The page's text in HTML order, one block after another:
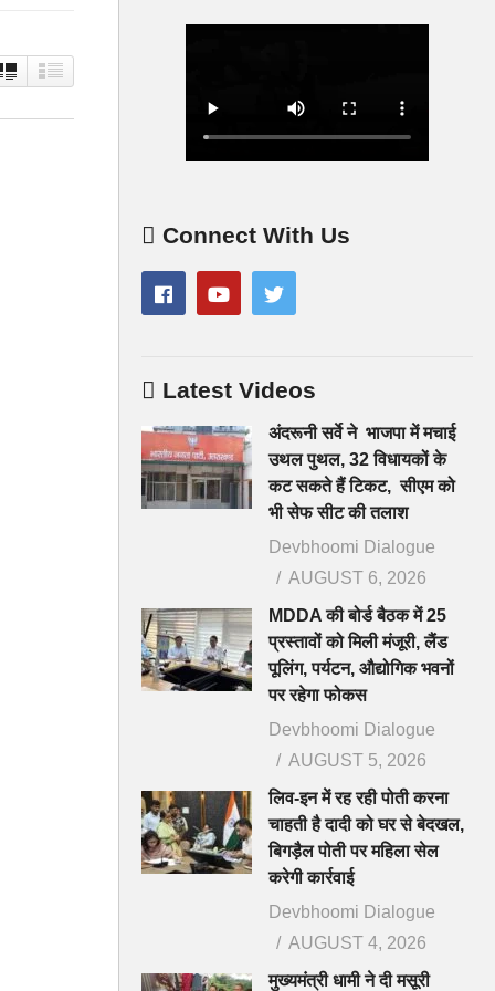
Connect With Us
Latest Videos
अंदरूनी सर्वे ने भाजपा में मचाई
उथल पुथल, 32 विधायकों के
कट सकते हैं टिकट, सीएम को
भी सेफ सीट की तलाश
Devbhoomi Dialogue
AUGUST 6, 2026
MDDA की बोर्ड बैठक में 25
प्रस्तावों को मिली मंजूरी, लैंड
पूलिंग, पर्यटन, औद्योगिक भवनों
पर रहेगा फोकस
Devbhoomi Dialogue
AUGUST 5, 2026
लिव-इन में रह रही पोती करना
चाहती है दादी को घर से बेदखल,
बिगड़ैल पोती पर महिला सेल
करेगी कार्रवाई
Devbhoomi Dialogue
AUGUST 4, 2026
मुख्यमंत्री धामी ने दी मसूरी